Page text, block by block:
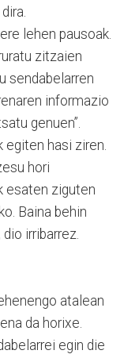
lehen pausoak.
zitzaien
sendabelarren
informazio
genuen”.
egiten hasi ziren.
hori
esaten ziguten
Baina behin
irribarrez.
atalean
da horixe.
egin die